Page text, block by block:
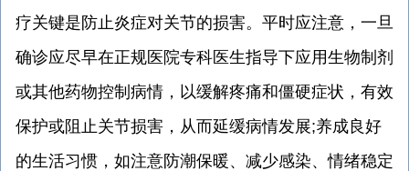
疗关键是防止炎症对关节的损害。平时应注意，一旦
确诊应尽早在正规医院专科医生指导下应用生物制剂
或其他药物控制病情，以缓解疼痛和僵硬症状，有效
保护或阻止关节损害，从而延缓病情发展;养成良好
的生活习惯，如注意防潮保暖、减少感染、情绪稳定